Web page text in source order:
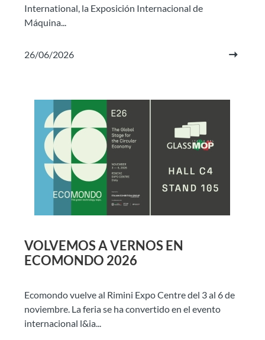
International, la Exposición Internacional de
Máquina...
26/06/2026
VOLVEMOS A VERNOS EN
ECOMONDO 2026
Ecomondo vuelve al Rimini Expo Centre del 3 al 6 de
noviembre. La feria se ha convertido en el evento
internacional l&ia...